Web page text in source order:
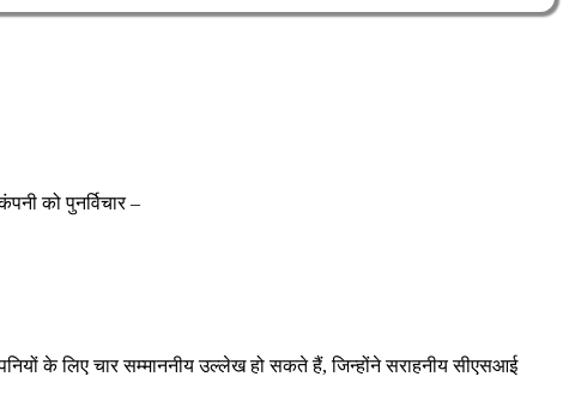
को पुनर्विचार –
के लिए चार सम्माननीय उल्लेख हो सकते हैं, जिन्होंने सराहनीय सीएसआई